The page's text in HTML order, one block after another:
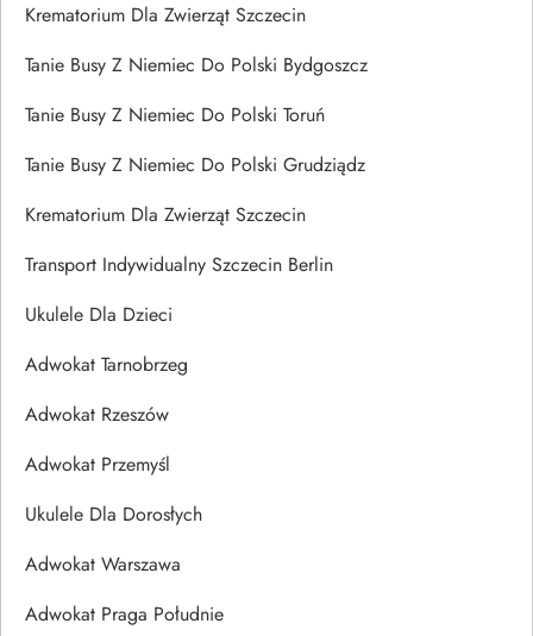
Krematorium Dla Zwierząt Szczecin
Tanie Busy Z Niemiec Do Polski Bydgoszcz
Tanie Busy Z Niemiec Do Polski Toruń
Tanie Busy Z Niemiec Do Polski Grudziądz
Krematorium Dla Zwierząt Szczecin
Transport Indywidualny Szczecin Berlin
Ukulele Dla Dzieci
Adwokat Tarnobrzeg
Adwokat Rzeszów
Adwokat Przemyśl
Ukulele Dla Dorosłych
Adwokat Warszawa
Adwokat Praga Południe